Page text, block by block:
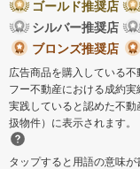
ゴールド推奨店
シルバー推奨店
ブロンズ推奨店
広告商品を購入している
フー不動産における成約
実践していると認めた不
扱物件）に表示されます。
タップすると用語の意味が